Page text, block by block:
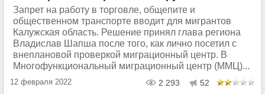
Запрет на работу в торговле, общепите и
общественном транспорте вводит для мигрантов
Калужская область. Решение принял глава региона
Владислав Шапша после того, как лично посетил с
внеплановой проверкой миграционный центр. В
Многофункциональный миграционный центр (ММЦ)...
12 февраля 2022 2 293 52